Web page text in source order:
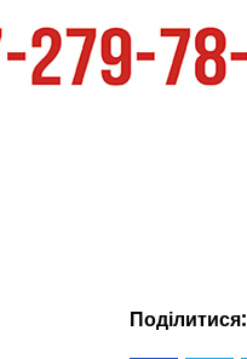
Поділитися: